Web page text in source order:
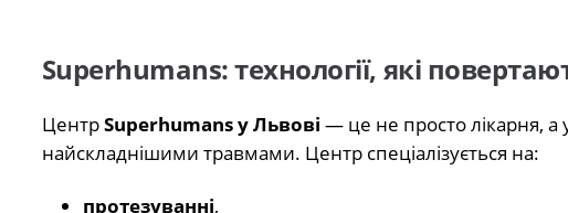
Superhumans: технології, які
ЦентрSuperhumans у Львові — це не просто лікарня,
найскладнішими травмами. Центр спеціалізується на:
протезуванні,